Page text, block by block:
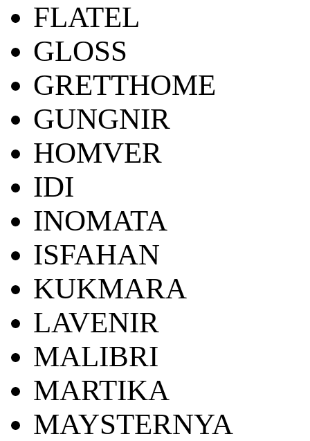
FLATEL
GLOSS
GRETTHOME
GUNGNIR
HOMVER
IDI
INOMATA
ISFAHAN
KUKMARA
LAVENIR
MALIBRI
MARTIKA
MAYSTERNYA